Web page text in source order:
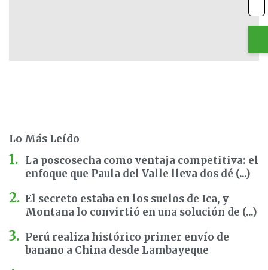
Lo Más Leído
La poscosecha como ventaja competitiva: el
enfoque que Paula del Valle lleva dos dé (...)
El secreto estaba en los suelos de Ica, y
Montana lo convirtió en una solución de (...)
Perú realiza histórico primer envío de
banano a China desde Lambayeque